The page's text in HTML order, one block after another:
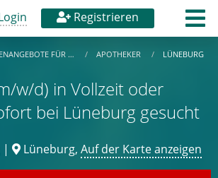
Registrieren
FÜR … APOTHEKER LÜNEBURG
w/d) in Vollzeit oder
bei Lüneburg gesucht
| Lüneburg, Auf der Karte anzeigen